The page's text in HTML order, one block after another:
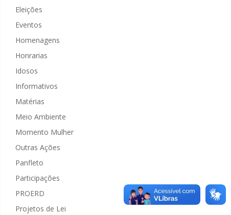
Eleições
Eventos
Homenagens
Honrarias
Idosos
Informativos
Matérias
Meio Ambiente
Momento Mulher
Outras Ações
Panfleto
Participações
PROERD
Projetos de Lei